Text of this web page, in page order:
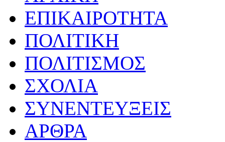
ΕΠΙΚΑΙΡΟΤΗΤΑ
ΠΟΛΙΤΙΚΗ
ΠΟΛΙΤΙΣΜΟΣ
ΣΧΟΛΙΑ
ΣΥΝΕΝΤΕΥΞΕΙΣ
ΑΡΘΡΑ